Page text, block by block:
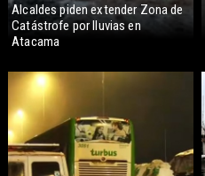
Alcaldes piden extender Zona de
Catástrofe por lluvias en
Atacama